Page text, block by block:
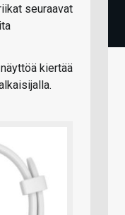
seuraavat
kiertää